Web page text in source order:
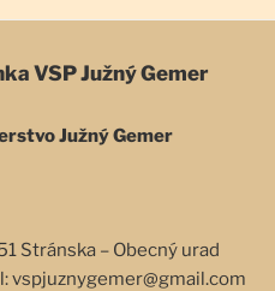
VSP Južný Gemer
Južný Gemer
Stránska – Obecný urad
vspjuznygemer@gmail.com